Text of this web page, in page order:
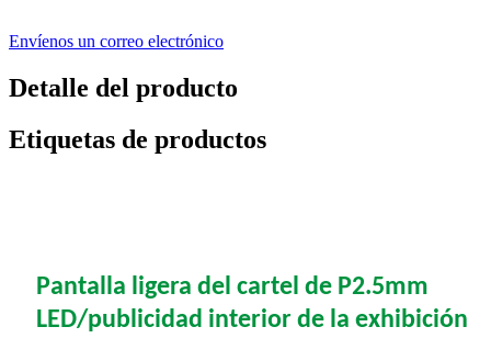
Envíenos un correo electrónico
Detalle del producto
Etiquetas de productos
Pantalla ligera del cartel de P2.5mm
LED/publicidad interior de la exhibición